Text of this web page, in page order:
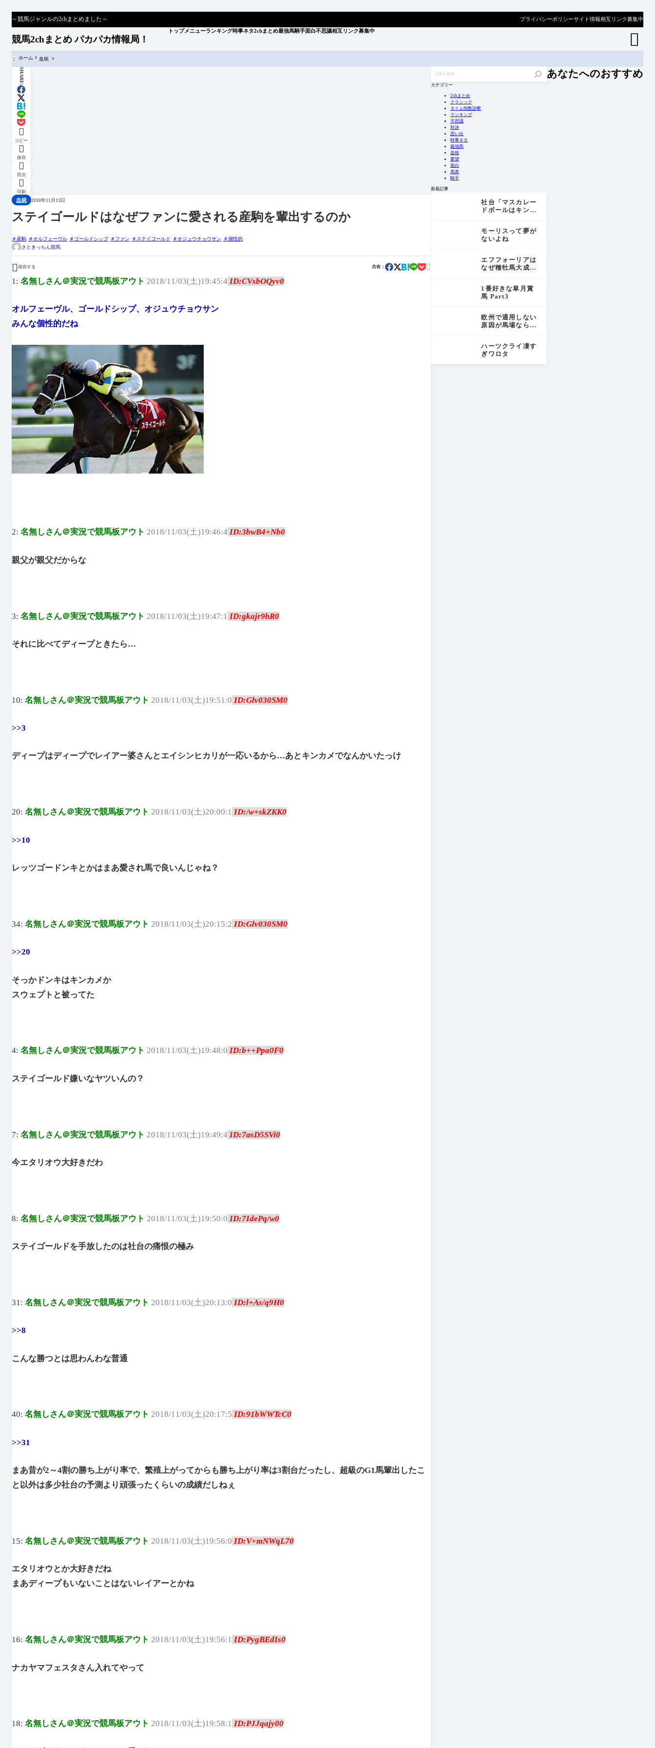
～競馬ジャンルの2chまとめました～ プライバシーポリシーサイト情報相互リンク募集中
競馬2chまとめ パカパカ情報局！
トップメニューランキング時事ネタ2chまとめ最強馬騎手面白不思議相互リンク募集中 
 ホーム 血統
SHARE:

コピー

保存

目次

印刷
血統 2018年11月13日
ステイゴールドはなぜファンに愛される産駒を輩出するのか
産駒 オルフェーヴル ゴールドシップ ファン ステイゴールド オジュウチョウサン
個性的
さときっちん競馬
 保存する 共有：

1: 名無しさん＠実況で競馬板アウト 2018/11/03(土)19:45:4 ID:CVsbOQyv0
オルフェーヴル、ゴールドシップ、オジュウチョウサン
みんな個性的だね
2: 名無しさん＠実況で競馬板アウト 2018/11/03(土)19:46:4 ID:3bwB4+Nb0
親父が親父だからな
3: 名無しさん＠実況で競馬板アウト 2018/11/03(土)19:47:1 ID:gkajr9hR0
それに比べてディープときたら…
10: 名無しさん＠実況で競馬板アウト 2018/11/03(土)19:51:0 ID:Glv030SM0
>>3
ディープはディープでレイアー婆さんとエイシンヒカリが一応いるから…あとキンカメでなんかいたっけ
20: 名無しさん＠実況で競馬板アウト 2018/11/03(土)20:00:1 ID:/w+skZKK0
>>10
レッツゴードンキとかはまあ愛され馬で良いんじゃね？
34: 名無しさん＠実況で競馬板アウト 2018/11/03(土)20:15:2 ID:Glv030SM0
>>20
そっかドンキはキンカメか
スウェプトと被ってた
4: 名無しさん＠実況で競馬板アウト 2018/11/03(土)19:48:0 ID:b++Ppa0F0
ステイゴールド嫌いなヤツいんの？
7: 名無しさん＠実況で競馬板アウト 2018/11/03(土)19:49:4 ID:7asD5SVi0
今エタリオウ大好きだわ
8: 名無しさん＠実況で競馬板アウト 2018/11/03(土)19:50:0 ID:7IdePq/w0
ステイゴールドを手放したのは社台の痛恨の極み
31: 名無しさん＠実況で競馬板アウト 2018/11/03(土)20:13:0 ID:l+As/q9H0
>>8
こんな勝つとは思わんわな普通
40: 名無しさん＠実況で競馬板アウト 2018/11/03(土)20:17:5 ID:91bWWTcC0
>>31
まあ昔が2～4割の勝ち上がり率で、繁殖上がってからも勝ち上がり率は3割台だったし、超級のG1馬輩出したこ
と以外は多少社台の予測より頑張ったくらいの成績だしねぇ
15: 名無しさん＠実況で競馬板アウト 2018/11/03(土)19:56:0 ID:V+mNWqL70
エタリオウとか大好きだね
まあディープもいないことはないレイアーとかね
16: 名無しさん＠実況で競馬板アウト 2018/11/03(土)19:56:1 ID:PygBEdIs0
ナカヤマフェスタさん入れてやって
18: 名無しさん＠実況で競馬板アウト 2018/11/03(土)19:58:1 ID:PJJqajy00
を
検
カテゴリー
2chまとめ
クラシック
タイム指数診断
ランキング
不思議
対決
思い出
時事ネタ
最強馬
血統
要望
面白
馬券
騎手
新着記事
社台「マスカレー
ドボールはキング
があると馬と思う
から出走した」
モーリスって夢が
ないよね
エフフォーリアは
なぜ種牡馬大成功
1番好きな皐月賞
馬 Part3
欧州で通用しない
原因が馬場なら、
距離だけ「馬場の
せい」なのか？
ハーツクライ凄す
ぎワロタ
あなたへのおすすめ